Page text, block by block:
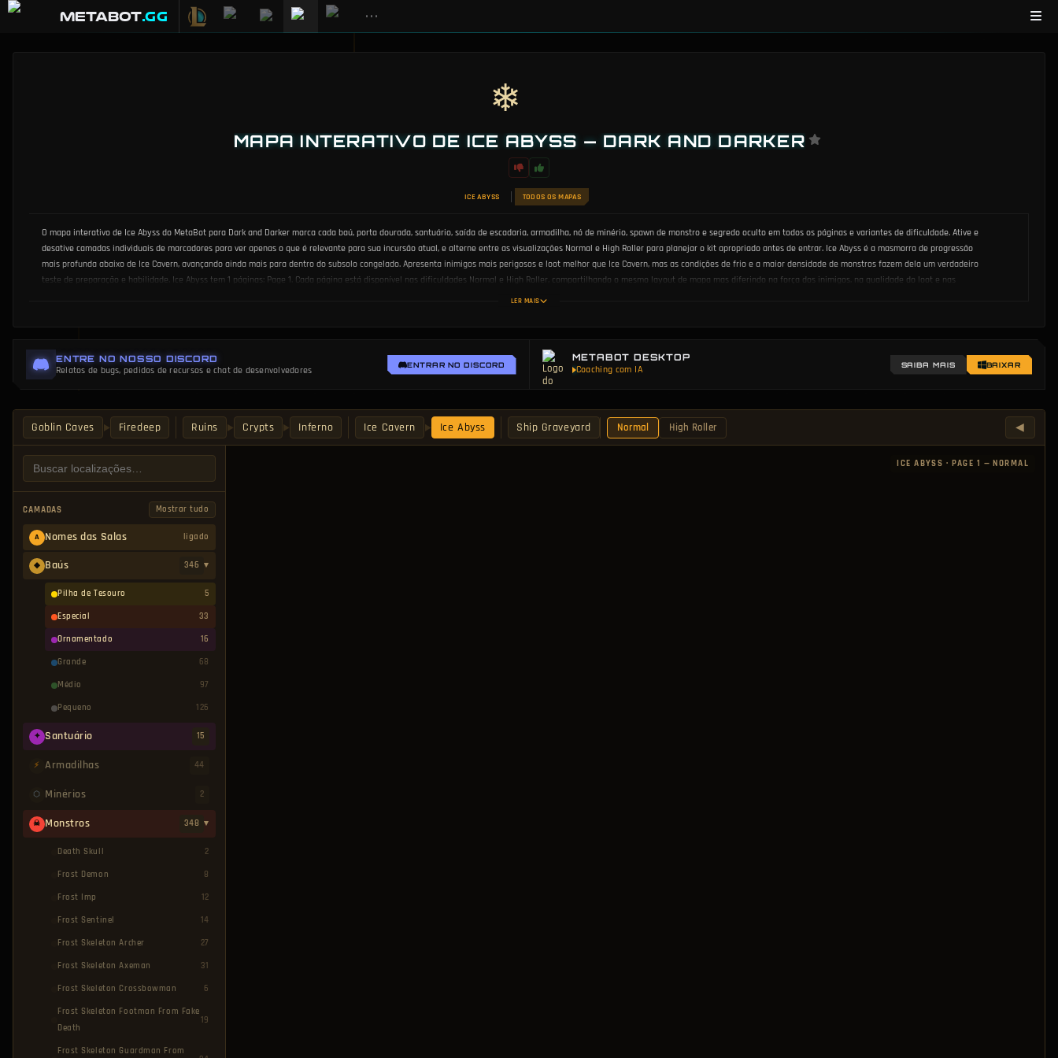
METABOT.gg •••
❄
MAPA INTERATIVO DE ICE ABYSS — DARK AND DARKER
ICE ABYSS TODOS OS MAPAS
O mapa interativo de Ice Abyss do MetaBot para Dark and Darker marca cada baú, porta dourada, santuário, saída de escadaria, armadilha, nó de minério, spawn de monstro e segredo oculto em todos os páginas e variantes de dificuldade. Ative e
desative camadas individuais de marcadores para ver apenas o que é relevante para sua incursão atual, e alterne entre as visualizações Normal e High Roller para planejar o kit apropriado antes de entrar. Ice Abyss é a masmorra de progressão
mais profunda abaixo de Ice Cavern, avançando ainda mais para dentro do subsolo congelado. Apresenta inimigos mais perigosos e loot melhor que Ice Cavern, mas as condições de frio e a maior densidade de monstros fazem dela um verdadeiro
teste de preparação e habilidade. Ice Abyss tem 1 páginas: Page 1. Cada página está disponível nas dificuldades Normal e High Roller, compartilhando o mesmo layout de mapa mas diferindo na força dos inimigos, na qualidade do loot e nas
restrições de kit. Saber onde os baús se concentram, onde as posições de santuário tendem a aparecer e onde as portas douradas exigem uma chave antes de entrar fornece uma vantagem significativa sobre os jogadores que navegam apenas
para focar em uma única categoria de marcadores durante uma rota de farm direcionada, ou ative todas as camadas de uma vez para um panorama completo de um novo layout de andar que você ainda não explorou.
LER MAIS
ENTRE NO NOSSO DISCORD
Relatos de bugs, pedidos de recursos e chat de desenvolvedores
ENTRAR NO DISCORD
METABOT DESKTOP
Coaching com IA
SAIBA MAIS BAIXAR
Goblin Caves ▶ Firedeep Ruins ▶ Crypts ▶ Inferno Ice Cavern ▶ Ice Abyss Ship Graveyard Normal High Roller ◀
CAMADAS Mostrar tudo
A Nomes das Salas ligado
◆ Baús 346 ▾
Pilha de Tesouro 5
Especial 33
Ornamentado 16
Grande 68
Médio 97
Pequeno 126
✦ Santuário 15
⚡ Armadilhas 44
⬡ Minérios 2
☠ Monstros 348 ▾
Death Skull 2
Frost Demon 8
Frost Imp 12
Frost Sentinel 14
Frost Skeleton Archer 27
Frost Skeleton Axeman 31
Frost Skeleton Crossbowman 6
Frost Skeleton Footman From Fake
Death
19
Frost Skeleton Guardman From
ICE ABYSS · PAGE 1 — NORMAL